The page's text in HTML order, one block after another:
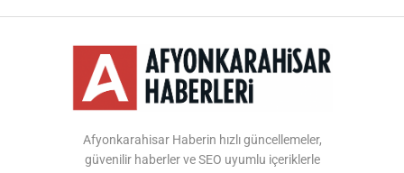
Afyonkarahisar Haberin hızlı güncellemeler,
güvenilir haberler ve SEO uyumlu içeriklerle